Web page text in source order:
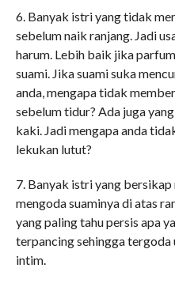
6. Banyak istri yang tidak
sebelum naik ranjang. Jadi
harum. Lebih baik jika
suami. Jika suami suka
anda, mengapa tidak
sebelum tidur? Ada juga
kaki. Jadi mengapa anda
lekukan lutut?
7. Banyak istri yang
mengoda suaminya di atas
yang paling tahu persis apa
terpancing sehingga
intim.